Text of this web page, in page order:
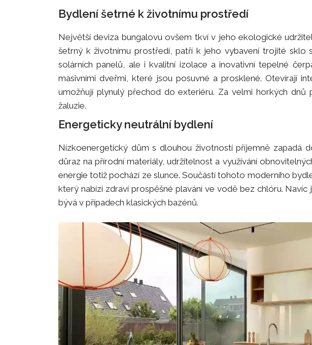
Bydlení šetrné k životnímu prostředí
Největší deviza bungalovu ovšem tkví v jeho ekologické
šetrný k životnímu prostředí, patří k jeho vybavení trojité sklo
solárních panelů, ale i kvalitní izolace a inovativní tepelné
masivními dveřmi, které jsou posuvné a prosklené. Otevírají
umožňují plynulý přechod do exteriéru. Za velmi horkých dnů
žaluzie.
Energeticky neutrální bydlení
Nízkoenergetický dům s dlouhou životností příjemně zapadá
důraz na přírodní materiály, udržitelnost a využívání
energie totiž pochází ze slunce. Součástí tohoto moderního
který nabízí zdraví prospěšné plavání ve vodě bez chlóru.
bývá v případech klasických bazénů.